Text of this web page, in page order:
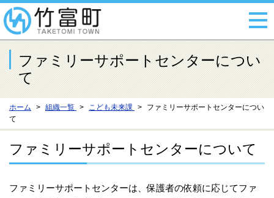
ファミリーサポートセンターについ
て
ホーム 組織一覧 こども未来課
ファミリーサポートセンターについ
て
ファミリーサポートセンターについて
ファミリーサポートセンターは、保護者の依頼に応じてファ